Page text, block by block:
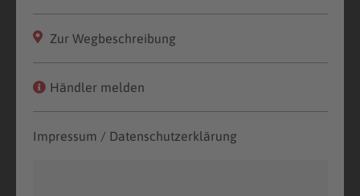
Zur Wegbeschreibung
Händler melden
Impressum / Datenschutzerklärung